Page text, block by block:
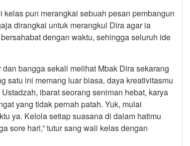
pun merangkai sebuah pesan pembangun
dirangkai untuk merangkul Dira agar ia
dengan waktu, sehingga seluruh ide
bangga sekali melihat Mbak Dira sekarang
satu ini memang luar biasa, daya kreativitasmu
ibarat seorang seniman hebat, karya
yang tidak pernah patah. Yuk, mulai
ya. Kelola setiap suasana di dalam hatimu
sore hari,” tutur sang wali kelas dengan